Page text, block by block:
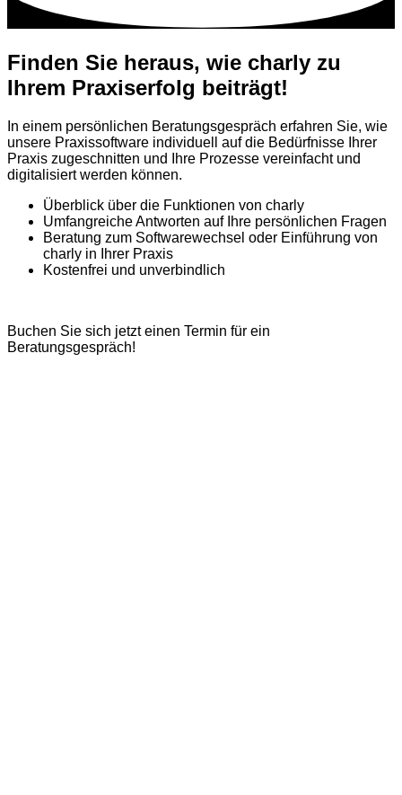
Finden Sie heraus, wie charly zu
Ihrem Praxiserfolg beiträgt!
In einem persönlichen Beratungsgespräch erfahren Sie, wie
unsere Praxissoftware individuell auf die Bedürfnisse Ihrer
Praxis zugeschnitten und Ihre Prozesse vereinfacht und
digitalisiert werden können.
Überblick über die Funktionen von charly
Umfangreiche Antworten auf Ihre persönlichen Fragen
Beratung zum Softwarewechsel oder Einführung von
charly in Ihrer Praxis
Kostenfrei und unverbindlich
Buchen Sie sich jetzt einen Termin für ein
Beratungsgespräch!